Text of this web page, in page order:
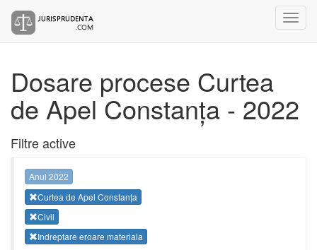
Dosare procese Curtea
de Apel Constanța - 2022
Filtre active
Anul 2022
Curtea de Apel Constanța
Civil
Indreptare eroare materiala